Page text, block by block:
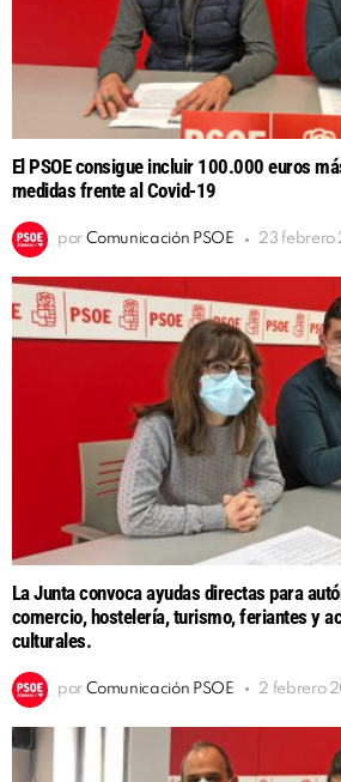
El PSOE consigue incluir 100.000 euros
medidas frente al Covid-19
por Comunicación PSOE 23 febrero
La Junta convoca ayudas directas para
comercio, hostelería, turismo, feriantes y
culturales.
por Comunicación PSOE 2 febrero